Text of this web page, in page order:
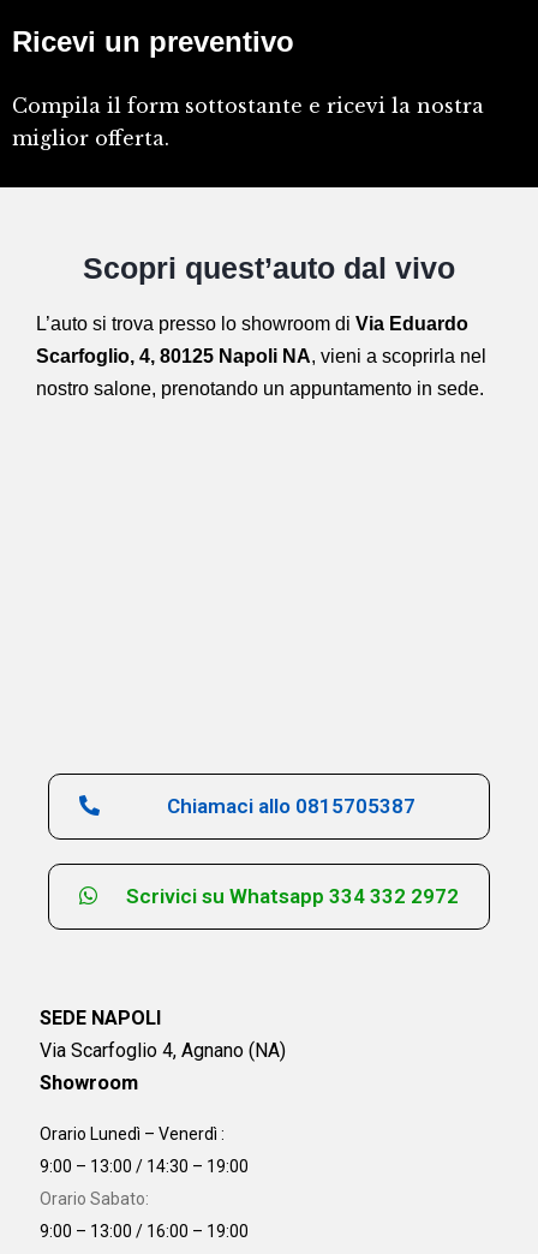
Ricevi un preventivo
Compila il form sottostante e ricevi la nostra
miglior offerta.
Scopri quest’auto dal vivo
L’auto si trova presso lo showroom di Via Eduardo
Scarfoglio, 4, 80125 Napoli NA, vieni a scoprirla nel
nostro salone, prenotando un appuntamento in sede.
Chiamaci allo 0815705387
Scrivici su Whatsapp 334 332 2972
SEDE NAPOLI
Via Scarfoglio 4, Agnano (NA)
Showroom
Orario Lunedì – Venerdì :
9:00 – 13:00 / 14:30 – 19:00
Orario Sabato:
9:00 – 13:00 / 16:00 – 19:00